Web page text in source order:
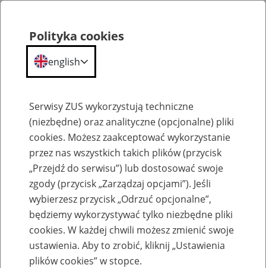
Szkolenia
Zaproś ZUS do siebie - zakładanie profili
eZUS w siedzibie Twojej firmy
Polityka cookies
english
Serwisy ZUS wykorzystują techniczne
(niezbędne) oraz analityczne (opcjonalne) pliki
cookies. Możesz zaakceptować wykorzystanie
przez nas wszystkich takich plików (przycisk
„Przejdź do serwisu”) lub dostosować swoje
zgody (przycisk „Zarządzaj opcjami”). Jeśli
wybierzesz przycisk „Odrzuć opcjonalne”,
będziemy wykorzystywać tylko niezbędne pliki
cookies. W każdej chwili możesz zmienić swoje
ustawienia. Aby to zrobić, kliknij „Ustawienia
plików cookies” w stopce.